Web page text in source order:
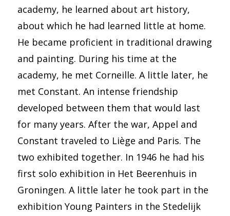
academy, he learned about art history,
about which he had learned little at home.
He became proficient in traditional drawing
and painting. During his time at the
academy, he met Corneille. A little later, he
met Constant. An intense friendship
developed between them that would last
for many years. After the war, Appel and
Constant traveled to Liège and Paris. The
two exhibited together. In 1946 he had his
first solo exhibition in Het Beerenhuis in
Groningen. A little later he took part in the
exhibition Young Painters in the Stedelijk